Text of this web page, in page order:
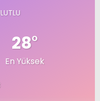
28°
En Yüksek